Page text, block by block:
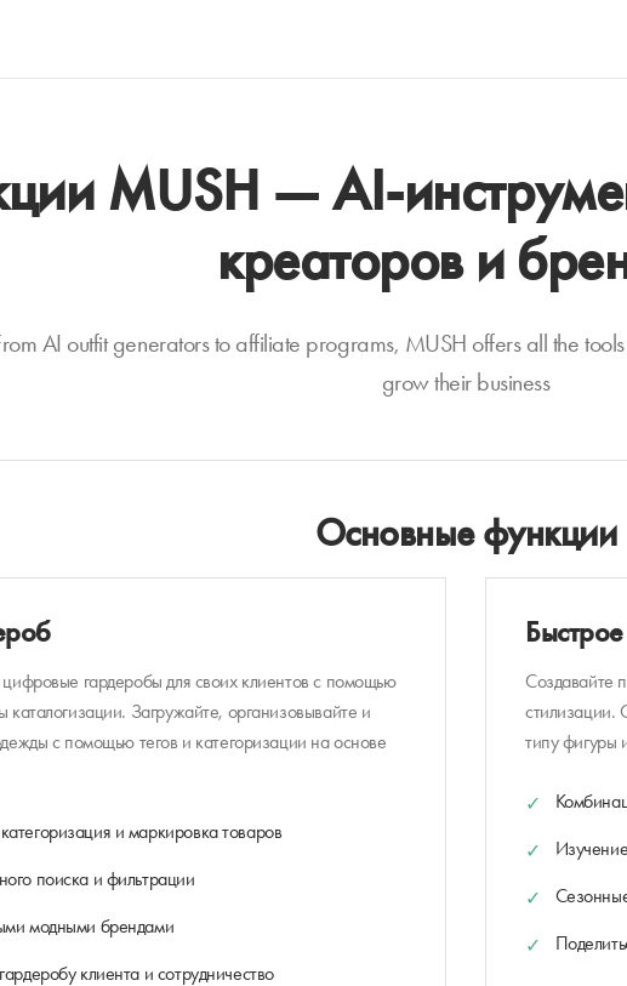
MUSH — AI-
креаторов и
AI outfit generators to affiliate programs, MUSH offers all the
grow their business
Основные функции
гардеробы для своих клиентов с помощью
Загружайте, организовывайте и
с помощью тегов и категоризации на основе
и маркировка товаров
поиска и фильтрации
модными брендами
клиента и сотрудничество
Создавайте
стилизации.
типу фигуры